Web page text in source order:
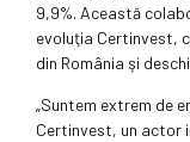
9,9%. Această
evoluţia Certinvest,
din România şi
„Suntem extrem de
Certinvest, un actor